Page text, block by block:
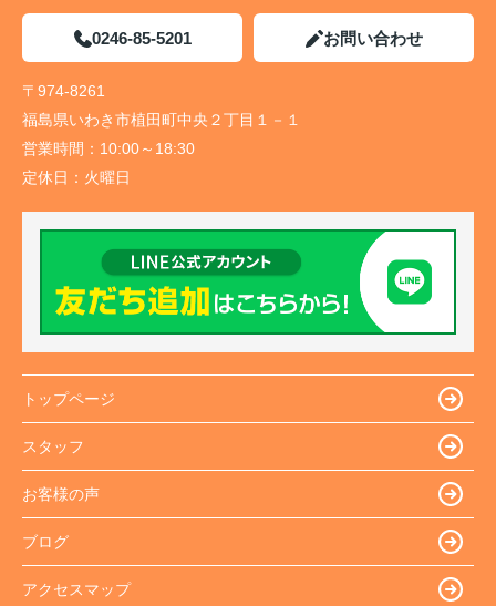
0246-85-5201 お問い合わせ
〒974-8261
福島県いわき市植田町中央２丁目１－１
営業時間： 10:00～18:30
定休日： 火曜日
トップページ
スタッフ
お客様の声
ブログ
アクセスマップ